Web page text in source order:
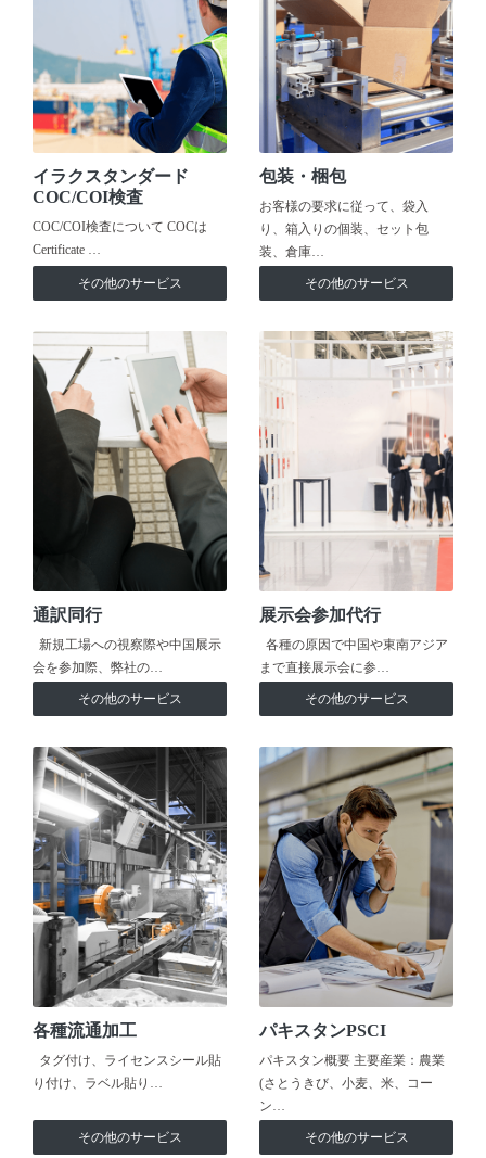
イラクスタンダード
COC/COI検査
COC/COI検査について COCは
Certificate …
その他のサービス
包装・梱包
お客様の要求に従って、袋入
り、箱入りの個装、セット包
装、倉庫…
その他のサービス
通訳同行
新規工場への視察際や中国展示
会を参加際、弊社の…
その他のサービス
展示会参加代行
各種の原因で中国や東南アジア
まで直接展示会に参…
その他のサービス
各種流通加工
タグ付け、ライセンスシール貼
り付け、ラベル貼り…
その他のサービス
パキスタンPSCI
パキスタン概要 主要産業：農業
(さとうきび、小麦、米、コー
ン…
その他のサービス